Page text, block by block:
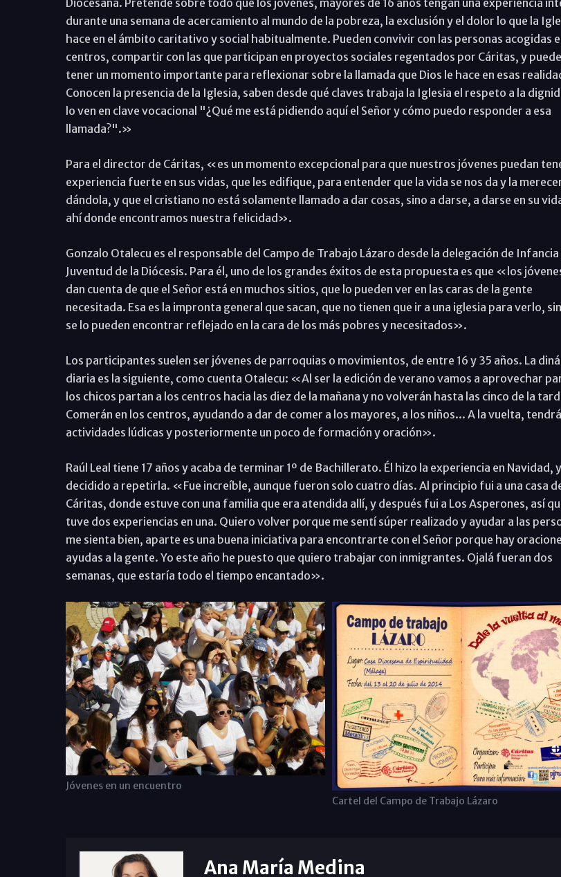
Diocesana. Pretende sobre todo que los jóvenes, mayores de 16 años tengan una experiencia
durante una semana de acercamiento al mundo de la pobreza, la exclusión y el dolor lo que la
hace en el ámbito caritativo y social habitualmente. Pueden convivir con las personas acogidas
centros, compartir con las que participan en proyectos sociales regentados por Cáritas, y
tener un momento importante para reflexionar sobre la llamada que Dios le hace en esas
Conocen la presencia de la Iglesia, saben desde qué claves trabaja la Iglesia el respeto a la
lo ven en clave vocacional "¿Qué me está pidiendo aquí el Señor y cómo puedo responder a esa
llamada?".»
Para el director de Cáritas, «es un momento excepcional para que nuestros jóvenes puedan
experiencia fuerte en sus vidas, que les edifique, para entender que la vida se nos da y la
dándola, y que el cristiano no está solamente llamado a dar cosas, sino a darse, a darse en su
ahí donde encontramos nuestra felicidad».
Gonzalo Otalecu es el responsable del Campo de Trabajo Lázaro desde la delegación de Infancia
Juventud de la Diócesis. Para él, uno de los grandes éxitos de esta propuesta es que «los
dan cuenta de que el Señor está en muchos sitios, que lo pueden ver en las caras de la gente
necesitada. Esa es la impronta general que sacan, que no tienen que ir a una iglesia para verlo,
se lo pueden encontrar reflejado en la cara de los más pobres y necesitados».
Los participantes suelen ser jóvenes de parroquias o movimientos, de entre 16 y 35 años. La
diaria es la siguiente, como cuenta Otalecu: «Al ser la edición de verano vamos a aprovechar
los chicos partan a los centros hacia las diez de la mañana y no volverán hasta las cinco de la
Comerán en los centros, ayudando a dar de comer a los mayores, a los niños... A la vuelta,
actividades lúdicas y posteriormente un poco de formación y oración».
Raúl Leal tiene 17 años y acaba de terminar 1º de Bachillerato. Él hizo la experiencia en Navidad,
decidido a repetirla. «Fue increíble, aunque fueron solo cuatro días. Al principio fui a una casa
Cáritas, donde estuve con una familia que era atendida allí, y después fui a Los Asperones, así
tuve dos experiencias en una. Quiero volver porque me sentí súper realizado y ayudar a las
me sienta bien, aparte es una buena iniciativa para encontrarte con el Señor porque hay
ayudas a la gente. Yo este año he puesto que quiero trabajar con inmigrantes. Ojalá fueran dos
semanas, que estaría todo el tiempo encantado».
Jóvenes en un encuentro
Cartel del Campo de Trabajo Lázaro
Ana María Medina